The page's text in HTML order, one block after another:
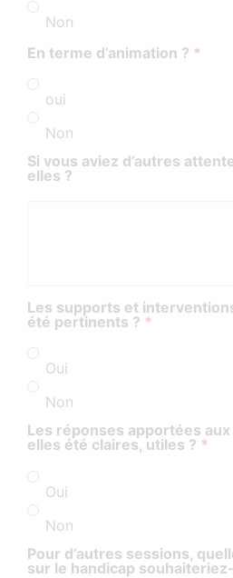
Non
En terme d’animation ? *
oui
Non
Si vous aviez d’autres
elles ?
Les supports et
été pertinents ? *
Oui
Non
Les réponses apportées
elles été claires, utiles ? *
Oui
Non
Pour d’autres sessions,
sur le handicap